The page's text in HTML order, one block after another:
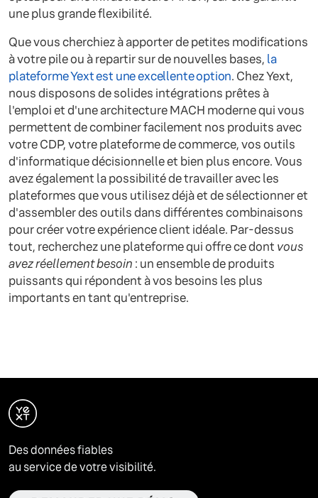
une plus grande flexibilité.
Que vous cherchiez à apporter de petites modifications
à votre pile ou à repartir sur de nouvelles bases, la
plateforme Yext est une excellente option. Chez Yext,
nous disposons de solides intégrations prêtes à
l'emploi et d'une architecture MACH moderne qui vous
permettent de combiner facilement nos produits avec
votre CDP, votre plateforme de commerce, vos outils
d'informatique décisionnelle et bien plus encore. Vous
avez également la possibilité de travailler avec les
plateformes que vous utilisez déjà et de sélectionner et
d'assembler des outils dans différentes combinaisons
pour créer votre expérience client idéale. Par-dessus
tout, recherchez une plateforme qui offre ce dont vous
avez réellement besoin : un ensemble de produits
puissants qui répondent à vos besoins les plus
importants en tant qu'entreprise.
Des données fiables
au service de votre visibilité.